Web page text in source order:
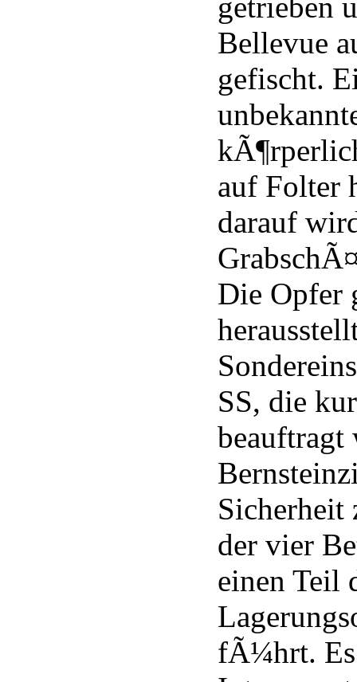
getrieben
Bellevue
gefischt.
auf Folter
darauf
Die Opfer
SS, die
beauftragt
Sicherheit
der vier
einen Teil
fÃ¼hrt.